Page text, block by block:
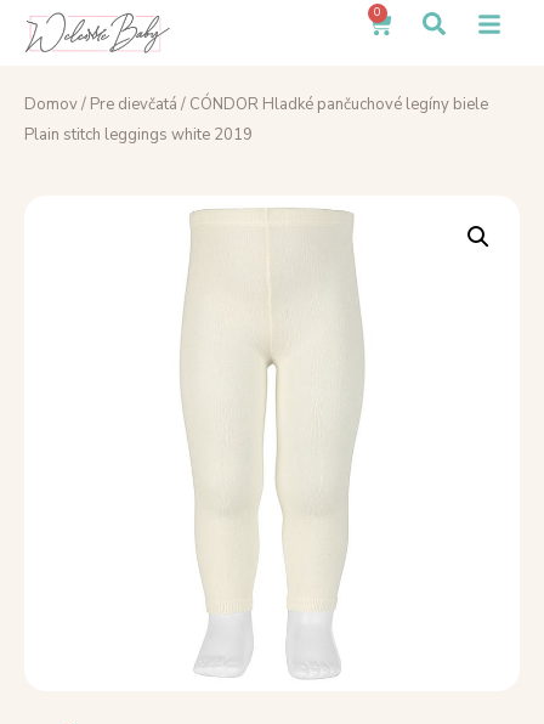
0
Domov/ Pre dievčatá / CÓNDOR Hladké pančuchové legíny biele
Plain stitch leggings white 2019